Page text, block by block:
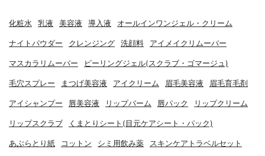
化粧水 乳液 美容液 導入液 オールインワンジェル・クリーム
ナイトパウダー クレンジング 洗顔料 アイメイクリムーバー
マスカラリムーバー ピーリングジェル(スクラブ・ゴマージュ)
毛穴スプレー まつげ美容液 アイクリーム 眉毛美容液 眉毛育毛剤
アイシャンプー 唇美容液 リップバーム 唇パック リップクリーム
リップスクラブ くまとりシート(目元ケアシート・パック)
あぶらとり紙 コットン シミ用飲み薬 スキンケアトラベルセット